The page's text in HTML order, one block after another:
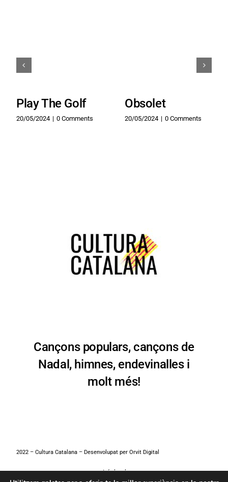
Play The Golf
20/05/2024 | 0 Comments
Obsolet
20/05/2024 | 0 Comments
Cançons populars, cançons de
Nadal, himnes, endevinalles i
molt més!
2022 – Cultura Catalana – Desenvolupat per Orvit Digital
Avís legal